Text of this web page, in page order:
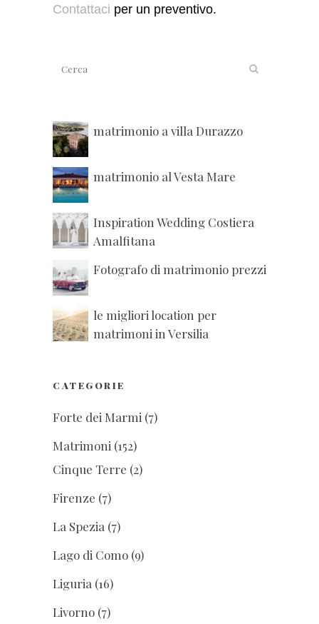
Contattaci per un preventivo.
matrimonio a villa Durazzo
matrimonio al Vesta Mare
Inspiration Wedding Costiera
Amalfitana
Fotografo di matrimonio prezzi
le migliori location per
matrimoni in Versilia
CATEGORIE
Forte dei Marmi (7)
Matrimoni (152)
Cinque Terre (2)
Firenze (7)
La Spezia (7)
Lago di Como (9)
Liguria (16)
Livorno (7)